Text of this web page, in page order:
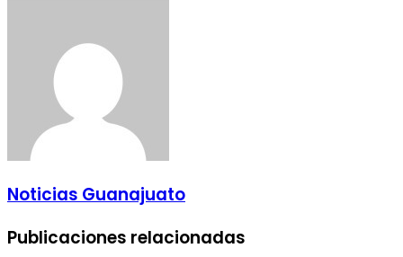
Noticias Guanajuato
Publicaciones relacionadas